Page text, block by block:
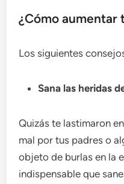
¿Cómo aumentar
Los siguientes
Sana las heridas
Quizás te lastimaron
mal por tus padres o
objeto de burlas en la
indispensable que